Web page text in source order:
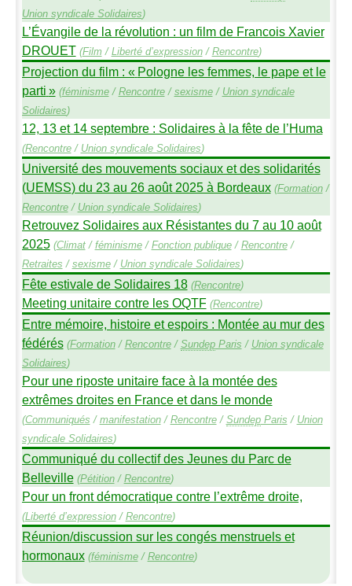
Union syndicale Solidaires)
L’Évangile de la révolution : un film de Francois Xavier
DROUET (Film / Liberté d’expression/ Rencontre)
Projection du film : « Pologne les femmes, le pape et le
parti » (féminisme/ Rencontre/ sexisme/ Union syndicale
Solidaires)
12, 13 et 14 septembre : Solidaires à la fête de l’Huma
(Rencontre/ Union syndicale Solidaires)
Université des mouvements sociaux et des solidarités
(UEMSS) du 23 au 26 août 2025 à Bordeaux (Formation/
Rencontre/ Union syndicale Solidaires)
Retrouvez Solidaires aux Résistantes du 7 au 10 août
2025 (Climat/ féminisme/ Fonction publique/ Rencontre/
Retraites / sexisme/ Union syndicale Solidaires)
Fête estivale de Solidaires 18 (Rencontre)
Meeting unitaire contre les OQTF (Rencontre)
Entre mémoire, histoire et espoirs : Montée au mur des
fédérés (Formation/ Rencontre/ SundepParis / Union syndicale
Solidaires)
Pour une riposte unitaire face à la montée des
extrêmes droites en France et dans le monde
(Communiqués / manifestation/ Rencontre/ SundepParis / Union
syndicale Solidaires)
Communiqué du collectif des Jeunes du Parc de
Belleville (Pétition/ Rencontre)
Pour un front démocratique contre l’extrême droite,
(Liberté d’expression/ Rencontre)
Réunion/discussion sur les congés menstruels et
hormonaux (féminisme/ Rencontre)